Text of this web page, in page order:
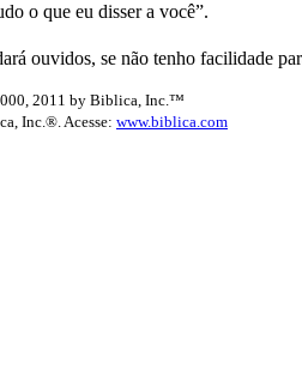
o que eu disser a você”.
ouvidos, se não tenho facilidade
2011 by Biblica, Inc.™
Inc.®. Acesse: www.biblica.com